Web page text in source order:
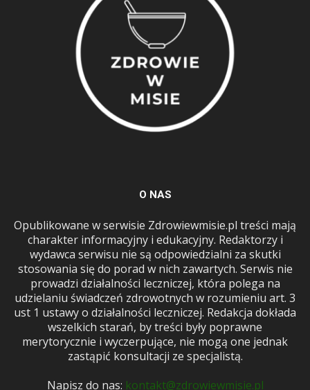
O NAS
Opublikowane w serwisie Zdrowiewmisie.pl treści mają
charakter informacyjny i edukacyjny. Redaktorzy i
wydawca serwisu nie są odpowiedzialni za skutki
stosowania się do porad w nich zawartych. Serwis nie
prowadzi działalności leczniczej, która polega na
udzielaniu świadczeń zdrowotnych w rozumieniu art. 3
ust 1 ustawy o działalności leczniczej. Redakcja dokłada
wszelkich starań, by treści były poprawne
merytorycznie i wyczerpujące, nie mogą one jednak
zastąpić konsultacji ze specjalistą.
Napisz do nas: kontakt@zdrowiewmisie.pl